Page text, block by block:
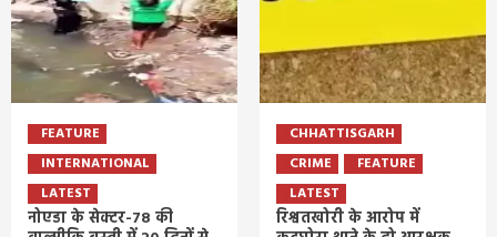
FEATURE
INTERNATIONAL
LATEST
नोएडा के सेक्टर-78 की
CHHATTISGARH
CRIME
FEATURE
LATEST
रिश्वतखोरी के आरोप में